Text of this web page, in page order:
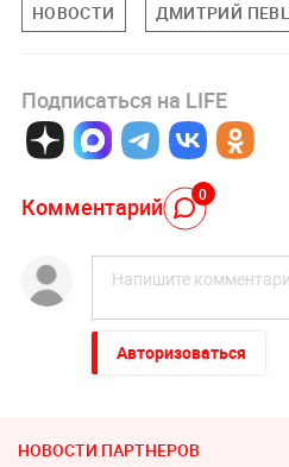
НОВОСТИ ДМИТРИЙ
Подписаться на LIFE
Комментарий 0
Авторизоваться
НОВОСТИ ПАРТНЕРОВ